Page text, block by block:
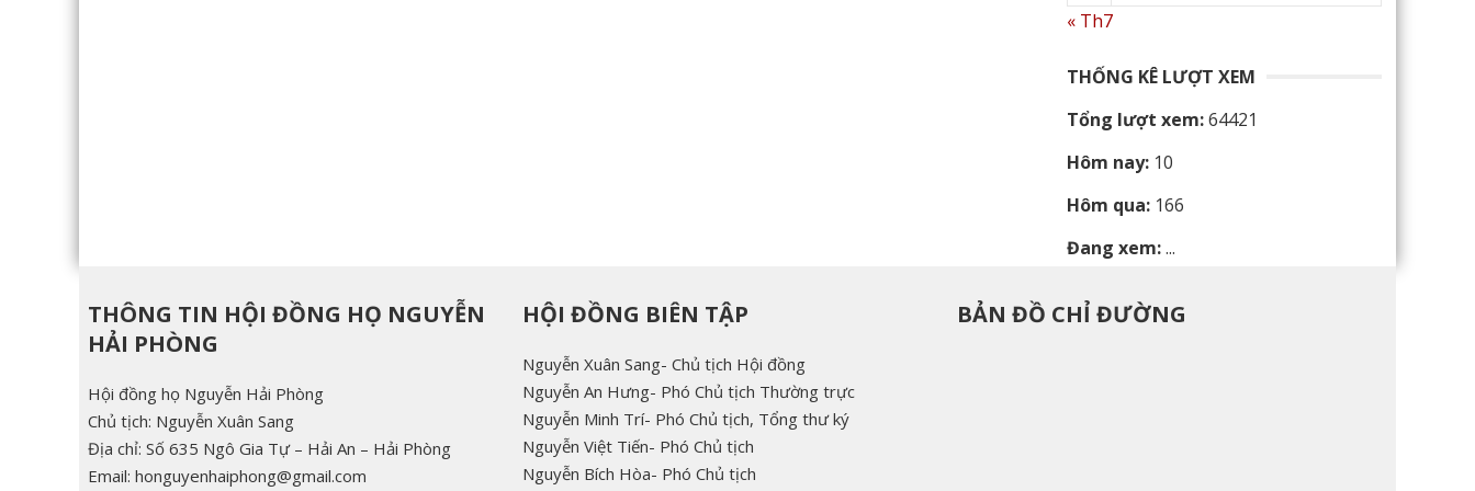
« Th7
THỐNG KÊ LƯỢT XEM
Tổng lượt xem:64421
Hôm nay: 10
Hôm qua: 166
Đang xem:...
THÔNG TIN HỘI ĐỒNG HỌ NGUYỄN
HẢI PHÒNG
Hội đồng họ Nguyễn Hải Phòng
Chủ tịch: Nguyễn Xuân Sang
Địa chỉ: Số 635 Ngô Gia Tự – Hải An – Hải Phòng
Email: honguyenhaiphong@gmail.com
HỘI ĐỒNG BIÊN TẬP
Nguyễn Xuân Sang- Chủ tịch Hội đồng
Nguyễn An Hưng- Phó Chủ tịch Thường trực
Nguyễn Minh Trí- Phó Chủ tịch, Tổng thư ký
Nguyễn Việt Tiến- Phó Chủ tịch
Nguyễn Bích Hòa- Phó Chủ tịch
BẢN ĐỒ CHỈ ĐƯỜNG